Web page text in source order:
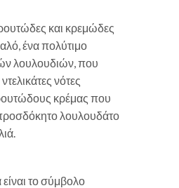
και κρεμώδες
ένα πολύτιμο
λουλουδιών, που
νότες
κρέμας που
λουλουδάτο
το σύμβολο